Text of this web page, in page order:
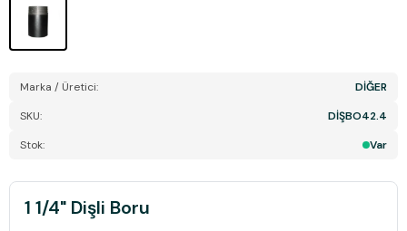
Marka / Üretici:
DİĞER
SKU:
DİŞBO42.4
Stok:
Var
1 1/4" Dişli Boru